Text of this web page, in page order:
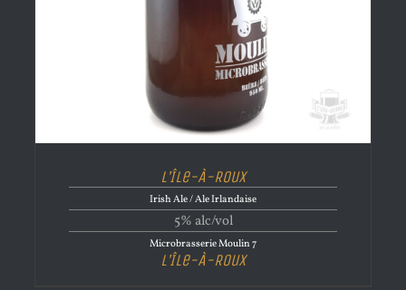
L’Île-À-Roux
Irish Ale / Ale Irlandaise
5% alc/vol
Microbrasserie Moulin 7
L’Île-À-Roux